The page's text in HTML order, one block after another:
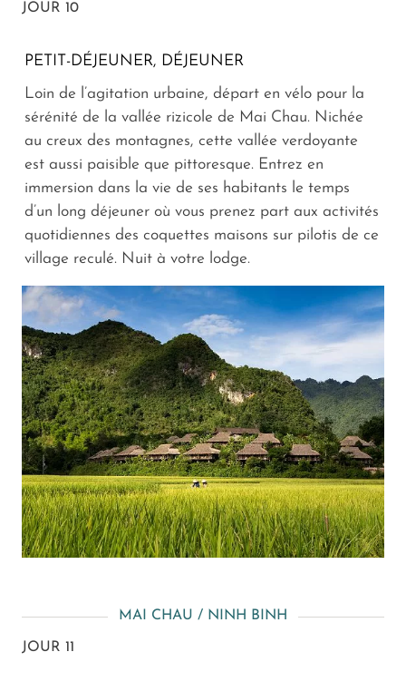
JOUR 10
PETIT-DÉJEUNER, DÉJEUNER
Loin de l’agitation urbaine, départ en vélo pour la
sérénité de la vallée rizicole de Mai Chau. Nichée
au creux des montagnes, cette vallée verdoyante
est aussi paisible que pittoresque. Entrez en
immersion dans la vie de ses habitants le temps
d’un long déjeuner où vous prenez part aux activités
quotidiennes des coquettes maisons sur pilotis de ce
village reculé. Nuit à votre lodge.
MAI CHAU / NINH BINH
JOUR 11